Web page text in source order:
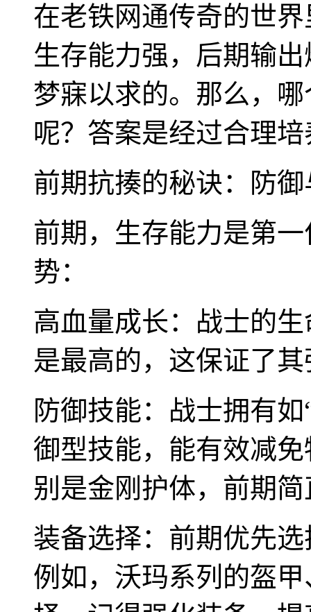
在老铁网通传奇的世
生存能力强，后期输
梦寐以求的。那么，
呢？答案是经过合理
前期抗揍的秘诀：防
前期，生存能力是第
势：
高血量成长：战士的
是最高的，这保证了
防御技能：战士拥有
御型技能，能有效减
别是金刚护体，前期
装备选择：前期优先
例如，沃玛系列的盔